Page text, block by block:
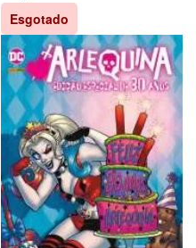
Esgotado